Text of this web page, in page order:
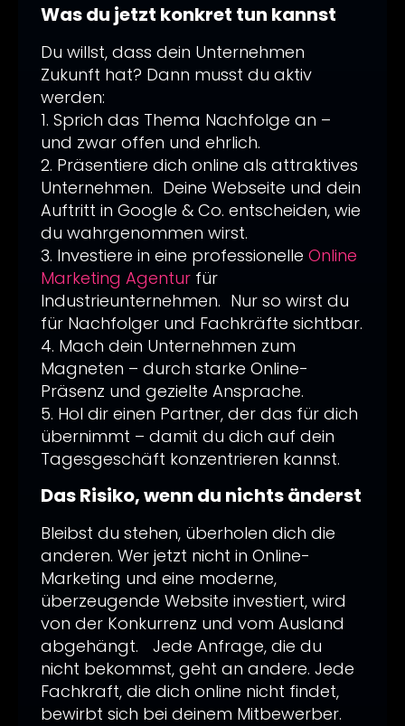
Was du jetzt konkret tun kannst
Du willst, dass dein Unternehmen
Zukunft hat? Dann musst du aktiv
werden:
1. Sprich das Thema Nachfolge an –
und zwar offen und ehrlich.
2. Präsentiere dich online als attraktives
Unternehmen. Deine Webseite und dein
Auftritt in Google & Co. entscheiden, wie
du wahrgenommen wirst.
3. Investiere in eine professionelle Online
Marketing Agentur für
Industrieunternehmen. Nur so wirst du
für Nachfolger und Fachkräfte sichtbar.
4. Mach dein Unternehmen zum
Magneten – durch starke Online-
Präsenz und gezielte Ansprache.
5. Hol dir einen Partner, der das für dich
übernimmt – damit du dich auf dein
Tagesgeschäft konzentrieren kannst.
Das Risiko, wenn du nichts änderst
Bleibst du stehen, überholen dich die
anderen. Wer jetzt nicht in Online-
Marketing und eine moderne,
überzeugende Website investiert, wird
von der Konkurrenz und vom Ausland
abgehängt. Jede Anfrage, die du
nicht bekommst, geht an andere. Jede
Fachkraft, die dich online nicht findet,
bewirbt sich bei deinem Mitbewerber.